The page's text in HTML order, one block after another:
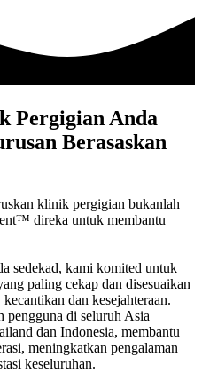
Pergigian Anda
Berasaskan
klinik pergigian bukanlah
direka untuk membantu
sedekad, kami komited untuk
paling cekap dan disesuaikan
dan kesejahteraan.
pengguna di seluruh Asia
dan Indonesia, membantu
meningkatkan pengalaman
keseluruhan.